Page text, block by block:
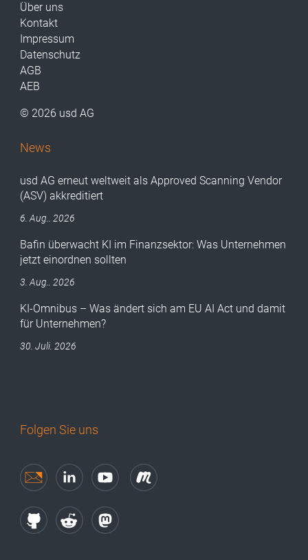
Über uns
Kontakt
Impressum
Datenschutz
AGB
AEB
© 2026 usd AG
News
usd AG erneut weltweit als Approved Scanning Vendor
(ASV) akkreditiert
6. Aug.. 2026
Bafin überwacht KI im Finanzsektor: Was Unternehmen
jetzt einordnen sollten
3. Aug.. 2026
KI-Omnibus – Was ändert sich am EU AI Act und damit
für Unternehmen?
30. Juli. 2026
Folgen Sie uns